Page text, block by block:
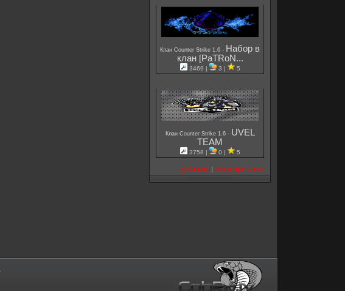
Клан Counter Strike 1.6 - Набор в
клан [PaTRoN...
3469 | 3 | 5
Клан Counter Strike 1.6 - UVEL
TEAM
3758 | 0 | 5
добавить | посмотреть все